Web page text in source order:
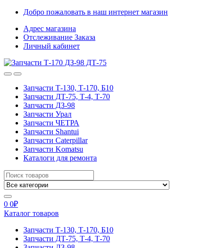
Skip
navigation
Skip
content
Добро пожаловать в наш интернет магазин
Адрес магазина
Отслеживание Заказа
Личный кабинет
Запчасти Т-130, Т-170, Б10
Запчасти ДТ-75, Т-4, Т-70
Запчасти ДЗ-98
Запчасти Урал
Запчасти ЧЕТРА
Запчасти Shantui
Запчасти Caterpillar
Запчасти Komatsu
Каталоги для ремонта
Search
for:
0 0₽
Каталог товаров
Запчасти Т-130, Т-170, Б10
Запчасти ДТ-75, Т-4, Т-70